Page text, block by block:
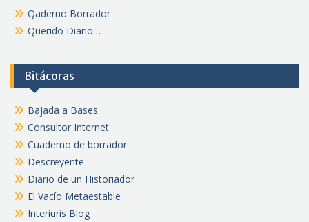
Qaderno Borrador
Querido Diario…
Bitácoras
Bajada a Bases
Consultor Internet
Cuaderno de borrador
Descreyente
Diario de un Historiador
El Vacío Metaestable
Interiuris Blog